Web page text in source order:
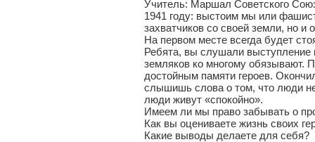
Учитель: Маршал Советского
1941 году: выстоим мы или
захватчиков со своей земли, но
На первом месте всегда будет
Ребята, вы слушали выступление
земляков ко многому обязывают.
достойным памяти героев.
слышишь слова о том, что люди
люди живут «спокойно».
Имеем ли мы право забывать о
Как вы оцениваете жизнь своих
Какие выводы делаете для себя?